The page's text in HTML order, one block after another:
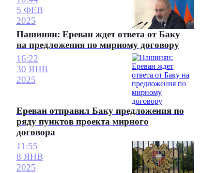
5 ФЕВ
2025
Пашинян: Ереван ждет ответа от Баку
на предложения по мирному договору
16:22
30 ЯНВ
2025
Ереван отправил Баку предложения по
ряду пунктов проекта мирного
договора
11:55
8 ЯНВ
2025